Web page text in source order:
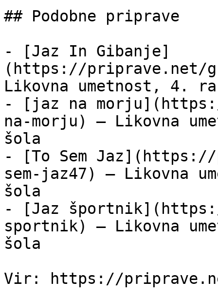
## Podobne priprave
- [Jaz In Gibanje]
(https://priprave.net/
Likovna umetnost, 4.
- [jaz na
na-morju) — Likovna
šola
- [To Sem
sem-jaz47) — Likovna
šola
- [Jaz
sportnik) — Likovna
šola